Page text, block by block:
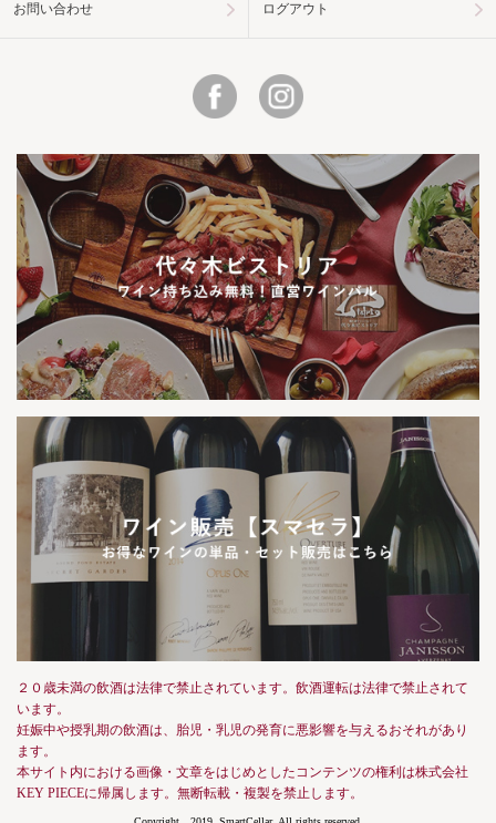
お問い合わせ ログアウト
Facebook
２０歳未満の飲酒は法律で禁止されています。飲酒運転は法律で禁止されて
います。
妊娠中や授乳期の飲酒は、胎児・乳児の発育に悪影響を与えるおそれがあり
ます。
本サイト内における画像・文章をはじめとしたコンテンツの権利は株式会社
KEY PIECEに帰属します。無断転載・複製を禁止します。